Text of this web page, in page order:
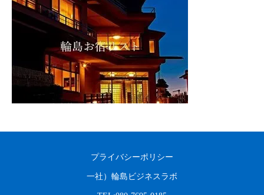
白米千枚田 あぜのきらめき（アルバム）
2023.08.31 2022.04.10
プライバシーポリシー
一社）輪島ビジネスラボ